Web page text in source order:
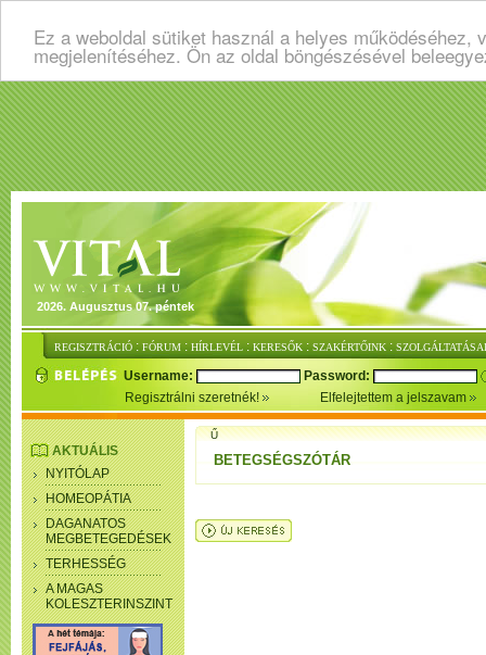
Ez a weboldal sütiket használ a helyes
megjelenítéséhez. Ön az oldal böngészésével
2026. Augusztus 07. péntek
REGISZTRÁCIÓ : FÓRUM : HÍRLEVÉL : KERESŐK : SZAKÉRTŐINK :
Username:
Password:
Regisztrálni szeretnék!
Elfelejtettem a jelszavam
AKTUÁLIS
NYITÓLAP
HOMEOPÁTIA
DAGANATOS
MEGBETEGEDÉSEK
TERHESSÉG
A MAGAS
KOLESZTERINSZINT
Ű
BETEGSÉGSZÓTÁR